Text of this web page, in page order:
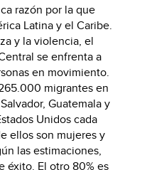
razón por la que
Latina y el Caribe.
y la violencia, el
se enfrenta a
en movimiento.
migrantes en
Guatemala y
Unidos cada
ellos son mujeres y
las estimaciones,
éxito. El otro 80% es